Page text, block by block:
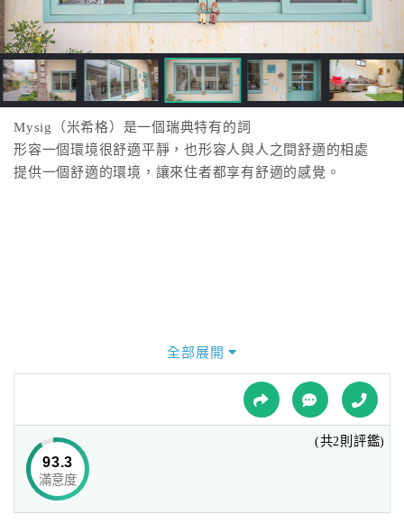
直
接
跟
飯
店
訂
房
HOT
球
網
Mysig（米希格）是一個瑞典特有的詞
形容一個環境很舒適平靜，也形容人與人之間舒適的相處
提供一個舒適的環境，讓來住者都享有舒適的感覺。
全部展開
93.3
滿意度
(共2則評鑑)